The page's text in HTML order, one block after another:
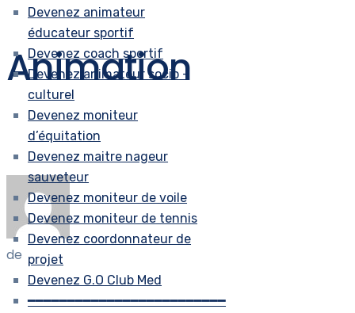
Devenez animateur
éducateur sportif
Devenez coach sportif
Devenez animateur socio –
culturel
Devenez moniteur
d’équitation
Devenez maitre nageur
sauveteur
Devenez moniteur de voile
Devenez moniteur de tennis
Devenez coordonnateur de
projet
Devenez G.O Club Med
━━━━━━━━━━━━━━━━━━━━━━━━━
Animation
de